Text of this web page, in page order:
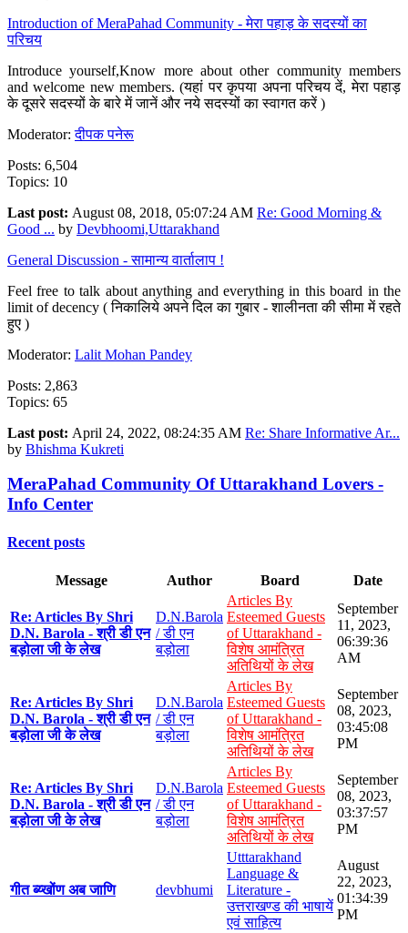
Introduction of MeraPahad Community - मेरा पहाड़ के सदस्यों का
परिचय
Introduce yourself,Know more about other community members
and welcome new members. (यहां पर कृपया अपना परिचय दें, मेरा पहाड़
के दूसरे सदस्यों के बारे में जानें और नये सदस्यों का स्वागत करें )
Moderator:दीपक पनेरू
Posts: 6,504
Topics: 10
Last post: August 08, 2018, 05:07:24 AM Re: Good Morning &
Good ... by Devbhoomi,Uttarakhand
General Discussion - सामान्य वार्तालाप !
Feel free to talk about anything and everything in this board in the
limit of decency ( निकालिये अपने दिल का गुबार - शालीनता की सीमा में रहते
हुए )
Moderator: Lalit Mohan Pandey
Posts: 2,863
Topics: 65
Last post: April 24, 2022, 08:24:35 AM Re: Share Informative Ar...
by Bhishma Kukreti
MeraPahad Community Of Uttarakhand Lovers -
Info Center
Recent posts
Message Author Board Date
Re: Articles By Shri
D.N. Barola - श्री डी एन
बड़ोला जी के लेख
D.N.Barola
/ डी एन
बड़ोला
Articles By
Esteemed Guests
of Uttarakhand -
विशेष आमंत्रित
अतिथियों के लेख
September
11, 2023,
06:39:36
AM
Re: Articles By Shri
D.N. Barola - श्री डी एन
बड़ोला जी के लेख
D.N.Barola
/ डी एन
बड़ोला
Articles By
Esteemed Guests
of Uttarakhand -
विशेष आमंत्रित
अतिथियों के लेख
September
08, 2023,
03:45:08
PM
Re: Articles By Shri
D.N. Barola - श्री डी एन
बड़ोला जी के लेख
D.N.Barola
/ डी एन
बड़ोला
Articles By
Esteemed Guests
of Uttarakhand -
विशेष आमंत्रित
अतिथियों के लेख
September
08, 2023,
03:37:57
PM
गीत ब्य्खोंण अब जाणि devbhumi
Utttarakhand
Language &
Literature -
उत्तराखण्ड की भाषायें
एवं साहित्य
August
22, 2023,
01:34:39
PM